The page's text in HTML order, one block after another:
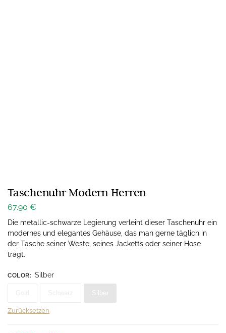
Taschenuhr Modern Herren
67.90 €
Die metallic-schwarze Legierung verleiht dieser Taschenuhr ein
modernes und elegantes Gehäuse, das man gerne täglich in
der Tasche seiner Weste, seines Jacketts oder seiner Hose
trägt.
COLOR: Silber
Silber
Zurücksetzen